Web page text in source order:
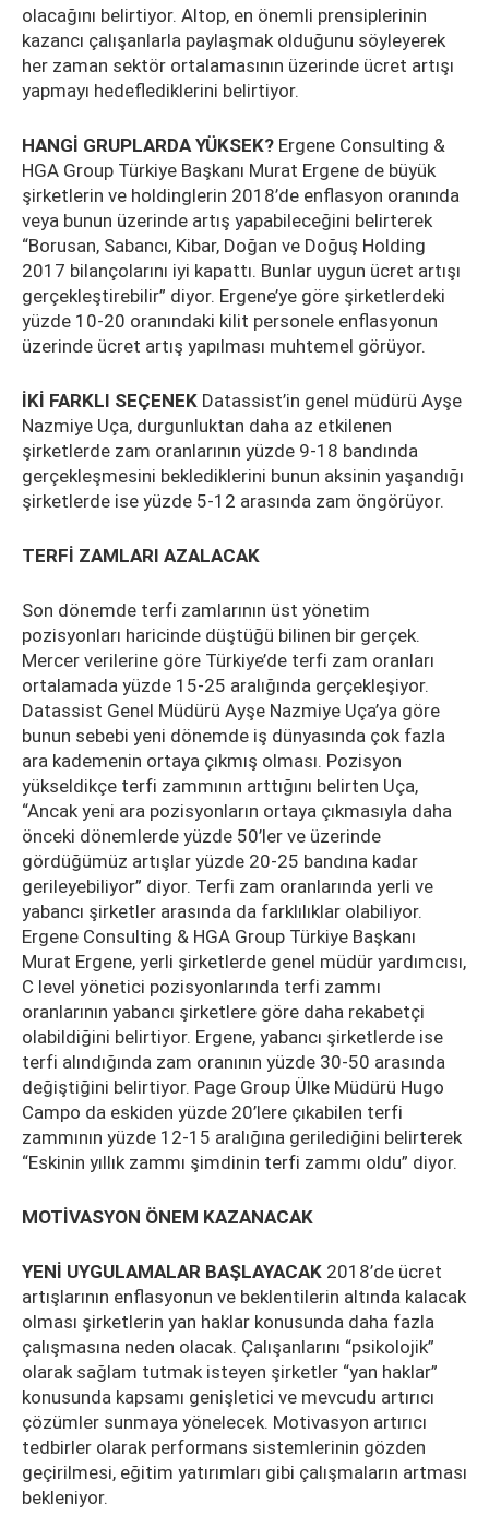
olacağını belirtiyor. Altop, en önemli prensiplerinin
kazancı çalışanlarla paylaşmak olduğunu söyleyerek
her zaman sektör ortalamasının üzerinde ücret artışı
yapmayı hedeflediklerini belirtiyor.
HANGİ GRUPLARDA YÜKSEK? Ergene Consulting &
HGA Group Türkiye Başkanı Murat Ergene de büyük
şirketlerin ve holdinglerin 2018’de enflasyon oranında
veya bunun üzerinde artış yapabileceğini belirterek
“Borusan, Sabancı, Kibar, Doğan ve Doğuş Holding
2017 bilançolarını iyi kapattı. Bunlar uygun ücret artışı
gerçekleştirebilir” diyor. Ergene’ye göre şirketlerdeki
yüzde 10-20 oranındaki kilit personele enflasyonun
üzerinde ücret artış yapılması muhtemel görüyor.
İKİ FARKLI SEÇENEK Datassist’in genel müdürü Ayşe
Nazmiye Uça, durgunluktan daha az etkilenen
şirketlerde zam oranlarının yüzde 9-18 bandında
gerçekleşmesini beklediklerini bunun aksinin yaşandığı
şirketlerde ise yüzde 5-12 arasında zam öngörüyor.
TERFİ ZAMLARI AZALACAK
Son dönemde terfi zamlarının üst yönetim
pozisyonları haricinde düştüğü bilinen bir gerçek.
Mercer verilerine göre Türkiye’de terfi zam oranları
ortalamada yüzde 15-25 aralığında gerçekleşiyor.
Datassist Genel Müdürü Ayşe Nazmiye Uça’ya göre
bunun sebebi yeni dönemde iş dünyasında çok fazla
ara kademenin ortaya çıkmış olması. Pozisyon
yükseldikçe terfi zammının arttığını belirten Uça,
“Ancak yeni ara pozisyonların ortaya çıkmasıyla daha
önceki dönemlerde yüzde 50’ler ve üzerinde
gördüğümüz artışlar yüzde 20-25 bandına kadar
gerileyebiliyor” diyor. Terfi zam oranlarında yerli ve
yabancı şirketler arasında da farklılıklar olabiliyor.
Ergene Consulting & HGA Group Türkiye Başkanı
Murat Ergene, yerli şirketlerde genel müdür yardımcısı,
C level yönetici pozisyonlarında terfi zammı
oranlarının yabancı şirketlere göre daha rekabetçi
olabildiğini belirtiyor. Ergene, yabancı şirketlerde ise
terfi alındığında zam oranının yüzde 30-50 arasında
değiştiğini belirtiyor. Page Group Ülke Müdürü Hugo
Campo da eskiden yüzde 20’lere çıkabilen terfi
zammının yüzde 12-15 aralığına gerilediğini belirterek
“Eskinin yıllık zammı şimdinin terfi zammı oldu” diyor.
MOTİVASYON ÖNEM KAZANACAK
YENİ UYGULAMALAR BAŞLAYACAK 2018’de ücret
artışlarının enflasyonun ve beklentilerin altında kalacak
olması şirketlerin yan haklar konusunda daha fazla
çalışmasına neden olacak. Çalışanlarını “psikolojik”
olarak sağlam tutmak isteyen şirketler “yan haklar”
konusunda kapsamı genişletici ve mevcudu artırıcı
çözümler sunmaya yönelecek. Motivasyon artırıcı
tedbirler olarak performans sistemlerinin gözden
geçirilmesi, eğitim yatırımları gibi çalışmaların artması
bekleniyor.